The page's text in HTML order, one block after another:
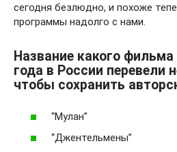
сегодня безлюдно, и похоже
программы надолго с нами.
Название какого
года в России перевели
чтобы сохранить
“Мулан”
“Джентельмены”